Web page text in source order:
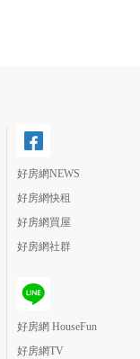
好房網NEWS
好房網快租
好房網買屋
好房網社群
好房網 HouseFun
好房網TV